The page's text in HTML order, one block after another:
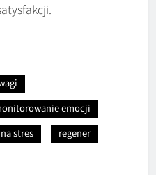
emocji
stres
regener